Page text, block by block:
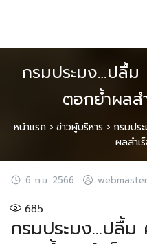
กรมประมง…ปลื้ม
ตอกย้ำผลส
หน้าแรก› ข่าวผู้บริหาร › กรมปร
ผลสำเ
6 ก.ย. 2566 webmaster
685
กรมประมง…ปลื้ม